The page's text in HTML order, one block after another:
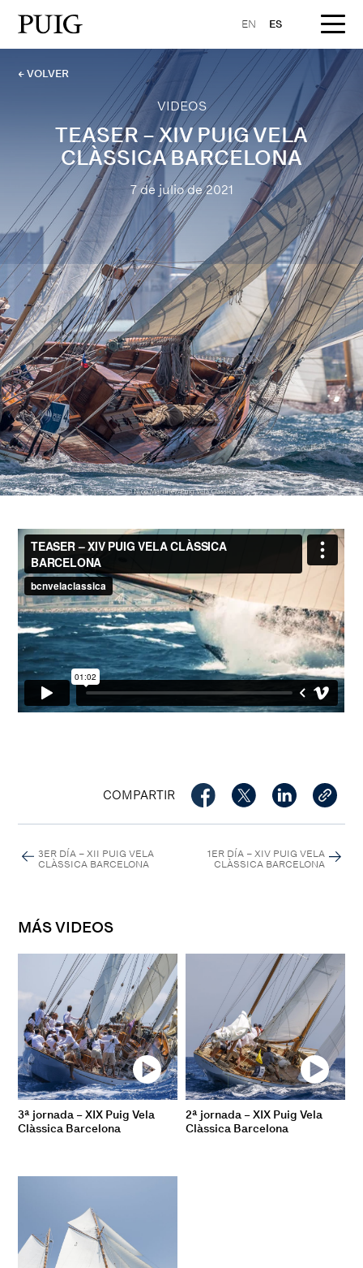
EN ES
← VOLVER
VIDEOS
TEASER – XIV PUIG VELA
CLÀSSICA BARCELONA
7 de julio de 2021
COMPARTIR
3ER DÍA – XII PUIG VELA
CLÀSSICA BARCELONA
1ER DÍA – XIV PUIG VELA
CLÀSSICA BARCELONA
MÁS VIDEOS
3ª jornada – XIX Puig Vela
Clàssica Barcelona
2ª jornada – XIX Puig Vela
Clàssica Barcelona